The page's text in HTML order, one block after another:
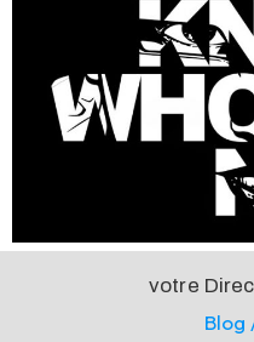
votre
Blog